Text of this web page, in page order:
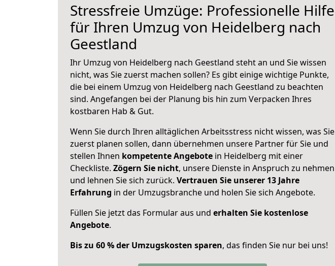
Stressfreie Umzüge: Professionelle Hilfe
für Ihren Umzug von Heidelberg nach
Geestland
Ihr Umzug von Heidelberg nach Geestland steht an und Sie wissen
nicht, was Sie zuerst machen sollen? Es gibt einige wichtige Punkte,
die bei einem Umzug von Heidelberg nach Geestland zu beachten
sind. Angefangen bei der Planung bis hin zum Verpacken Ihres
kostbaren Hab & Gut.
Wenn Sie durch Ihren alltäglichen Arbeitsstress nicht wissen, was Sie
zuerst planen sollen, dann übernehmen unsere Partner für Sie und
stellen Ihnen kompetente Angebote in Heidelberg mit einer
Checkliste. Zögern Sie nicht, unsere Dienste in Anspruch zu nehmen
und lehnen Sie sich zurück. Vertrauen Sie unserer 13 Jahre
Erfahrung in der Umzugsbranche und holen Sie sich Angebote.
Füllen Sie jetzt das Formular aus und erhalten Sie kostenlose
Angebote.
Bis zu 60 % der Umzugskosten sparen, das finden Sie nur bei uns!